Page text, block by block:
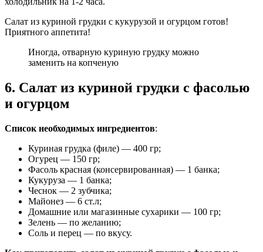
Салат из куриной грудки с кукурузой и огурцом готов!
Приятного аппетита!
Иногда, отварную куриную грудку можно
заменить на копченую
6. Салат из куриной грудки с фасолью
и огурцом
Список необходимых ингредиентов:
Куриная грудка (филе) — 400 гр;
Огурец — 150 гр;
Фасоль красная (консервированная) — 1 банка;
Кукуруза — 1 банка;
Чеснок — 2 зубчика;
Майонез — 6 ст.л;
Домашние или магазинные сухарики — 100 гр;
Зелень — по желанию;
Соль и перец — по вкусу.